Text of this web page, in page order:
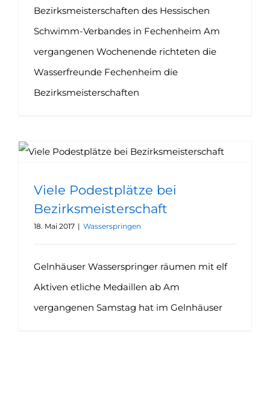
Bezirksmeisterschaften des Hessischen
Schwimm-Verbandes in Fechenheim Am
vergangenen Wochenende richteten die
Wasserfreunde Fechenheim die
Bezirksmeisterschaften
Viele Podestplätze bei
Bezirksmeisterschaft
18. Mai 2017 | Wasserspringen
Gelnhäuser Wasserspringer räumen mit elf
Aktiven etliche Medaillen ab Am
vergangenen Samstag hat im Gelnhäuser